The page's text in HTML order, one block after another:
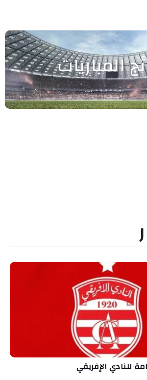
المباريات
للنادي الإفريقي